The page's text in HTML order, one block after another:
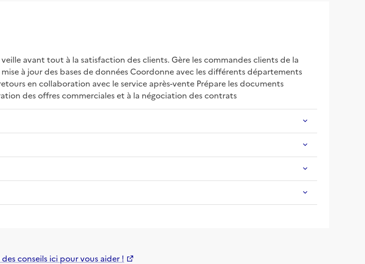
avant tout à la satisfaction des clients. Gère les commandes clients de la
à jour des bases de données Coordonne avec les différents départements
en collaboration avec le service après-vente Prépare les documents
des offres commerciales et à la négociation des contrats
conseils ici pour vous aider !